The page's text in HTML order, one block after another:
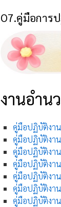
O7.คู่มือการ
งานอำน
คู่มือปฏิบัติงาน
คู่มือปฏิบัติงา
คู่มือปฏิบัติงา
คู่มือปฏิบัติงา
คู่มือปฏิบัติงาน
คู่มือปฏิบัติงา
คู่มือปฏิบัติงา